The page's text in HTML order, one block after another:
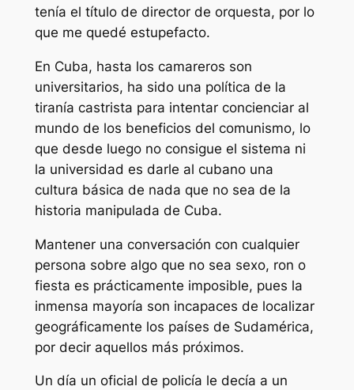
tenía el título de director de orquesta, por lo
que me quedé estupefacto.
En Cuba, hasta los camareros son
universitarios, ha sido una política de la
tiranía castrista para intentar concienciar al
mundo de los beneficios del comunismo, lo
que desde luego no consigue el sistema ni
la universidad es darle al cubano una
cultura básica de nada que no sea de la
historia manipulada de Cuba.
Mantener una conversación con cualquier
persona sobre algo que no sea sexo, ron o
fiesta es prácticamente imposible, pues la
inmensa mayoría son incapaces de localizar
geográficamente los países de Sudamérica,
por decir aquellos más próximos.
Un día un oficial de policía le decía a un